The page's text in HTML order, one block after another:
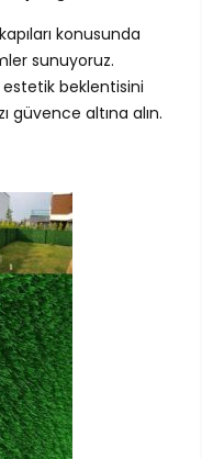
konusunda
sunuyoruz.
estetik beklentisini
güvence altına alın.